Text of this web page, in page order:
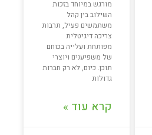
מורגש במיוחד בזכות
השילוב בין קהל
משתמשים פעיל, תרבות
צריכה דיגיטלית
מפותחת ועלייה בכוחם
של משפיענים ויוצרי
תוכן. כיום, לא רק חברות
גדולות
קרא עוד »